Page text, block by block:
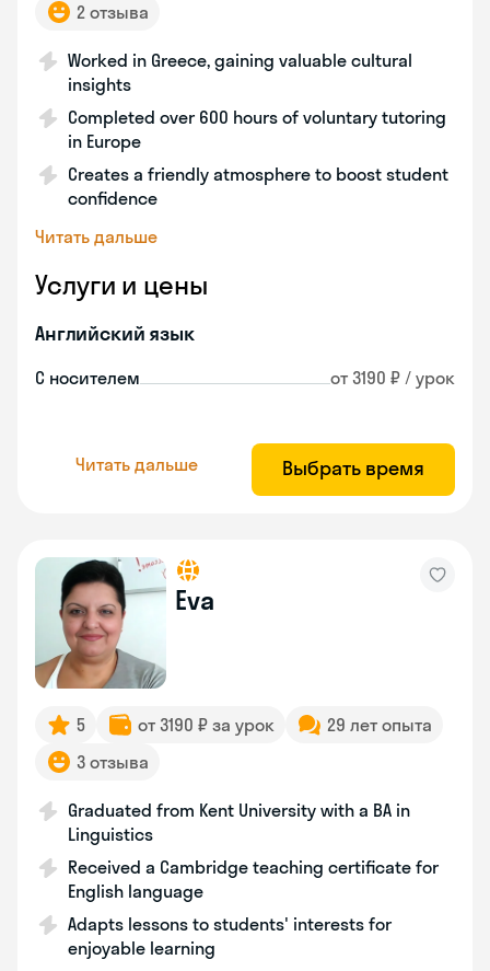
2 отзыва
Worked in Greece, gaining valuable cultural
insights
Completed over 600 hours of voluntary tutoring
in Europe
Creates a friendly atmosphere to boost student
confidence
Читать дальше
Услуги и цены
Английский язык
С носителем от 3190 ₽ / урок
Читать дальше Выбрать время
Eva
5 от 3190 ₽ за урок
29 лет опыта
3 отзыва
Graduated from Kent University with a BA in
Linguistics
Received a Cambridge teaching certificate for
English language
Adapts lessons to students' interests for
enjoyable learning